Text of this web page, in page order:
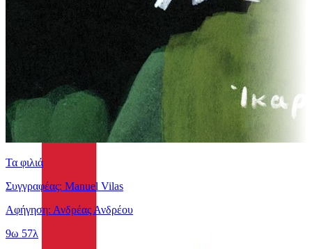
Τα φιλιά
Συγγραφέας: Manuel Vilas
Αφήγηση: Ανδρέας Ανδρέου
9ω 57λ